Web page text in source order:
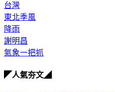
台灣
東北季風
降雨
謝明昌
氣象一把抓
◤人氣夯文◢